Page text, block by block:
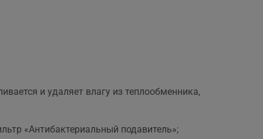
и удаляет влагу из теплообменника,
«Антибактериальный подавитель»;